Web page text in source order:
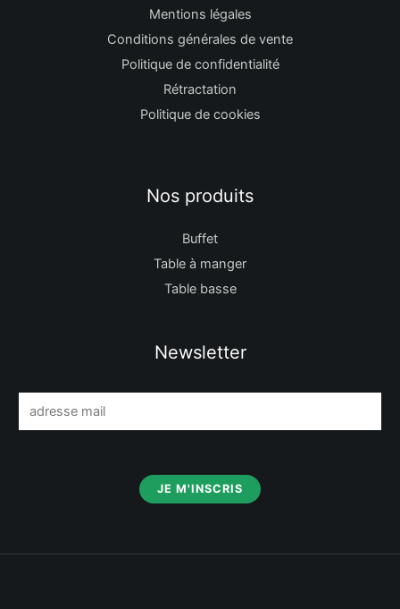
Mentions légales
Conditions générales de vente
Politique de confidentialité
Rétractation
Politique de cookies
Nos produits
Buffet
Table à manger
Table basse
Newsletter
m
JE M'INSCRIS